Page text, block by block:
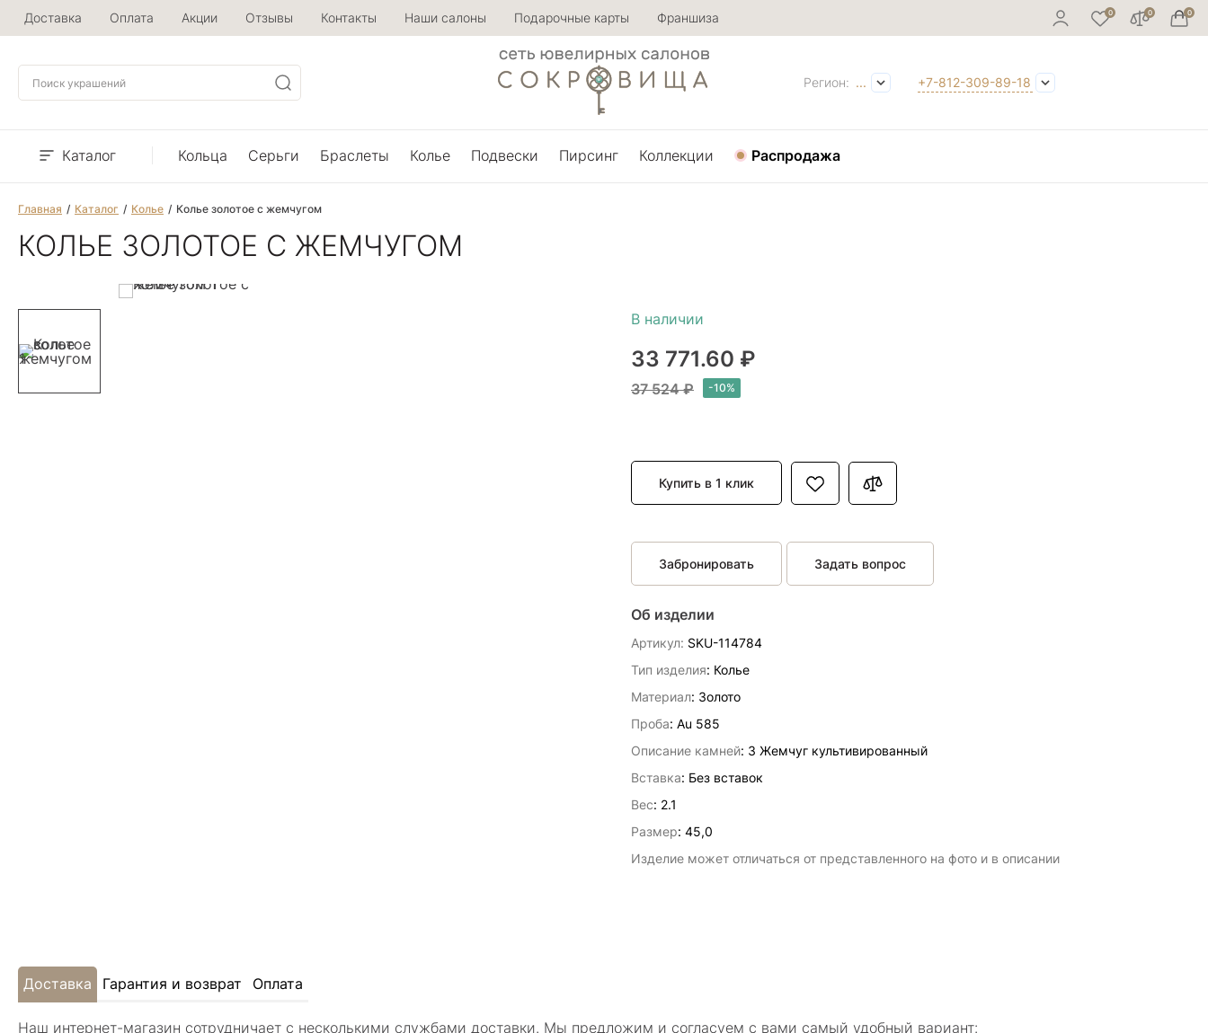
Доставка Оплата Акции Отзывы Контакты Наши салоны Подарочные карты Франшиза
Регион: ... +7-812-309-89-18
Каталог Кольца Серьги Браслеты Колье Подвески Пирсинг Коллекции Распродажа
Главная Каталог Колье Колье золотое с жемчугом
КОЛЬЕ ЗОЛОТОЕ С ЖЕМЧУГОМ
33 771.60 ₽
37 524 ₽
Купить в 1 клик
Забронировать Задать вопрос
Об изделии
Артикул: SKU-114784
Тип изделия: Колье
Материал: Золото
Проба: Au 585
Описание камней: 3 Жемчуг культивированный
Вставка: Без вставок
Вес: 2.1
Размер: 45,0
Изделие может отличаться от представленного на фото и в описании
Доставка Гарантия и возврат Оплата
Наш интернет-магазин сотрудничает с несколькими службами доставки. Мы предложим и согласуем с вами самый удобный вариант: